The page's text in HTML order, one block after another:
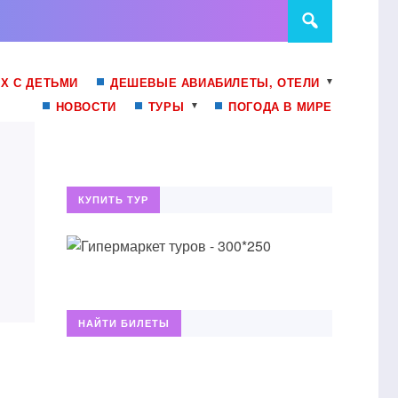
С ДЕТЬМИ
ДЕШЕВЫЕ АВИАБИЛЕТЫ, ОТЕЛИ
НОВОСТИ
ТУРЫ ПОГОДА В МИРЕ
КУПИТЬ ТУР
НАЙТИ БИЛЕТЫ